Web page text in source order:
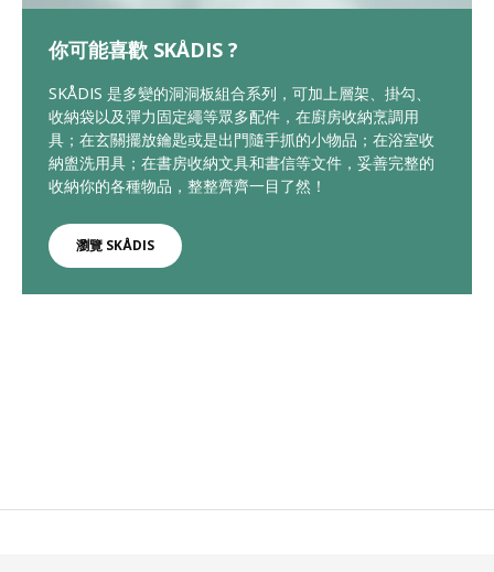
你可能喜歡 SKÅDIS ?
SKÅDIS 是多變的洞洞板組合系列，可加上層架、掛勾、
收納袋以及彈力固定繩等眾多配件，在廚房收納烹調用
具；在玄關擺放鑰匙或是出門隨手抓的小物品；在浴室收
納盥洗用具；在書房收納文具和書信等文件，妥善完整的
收納你的各種物品，整整齊齊一目了然！
瀏覽 SKÅDIS